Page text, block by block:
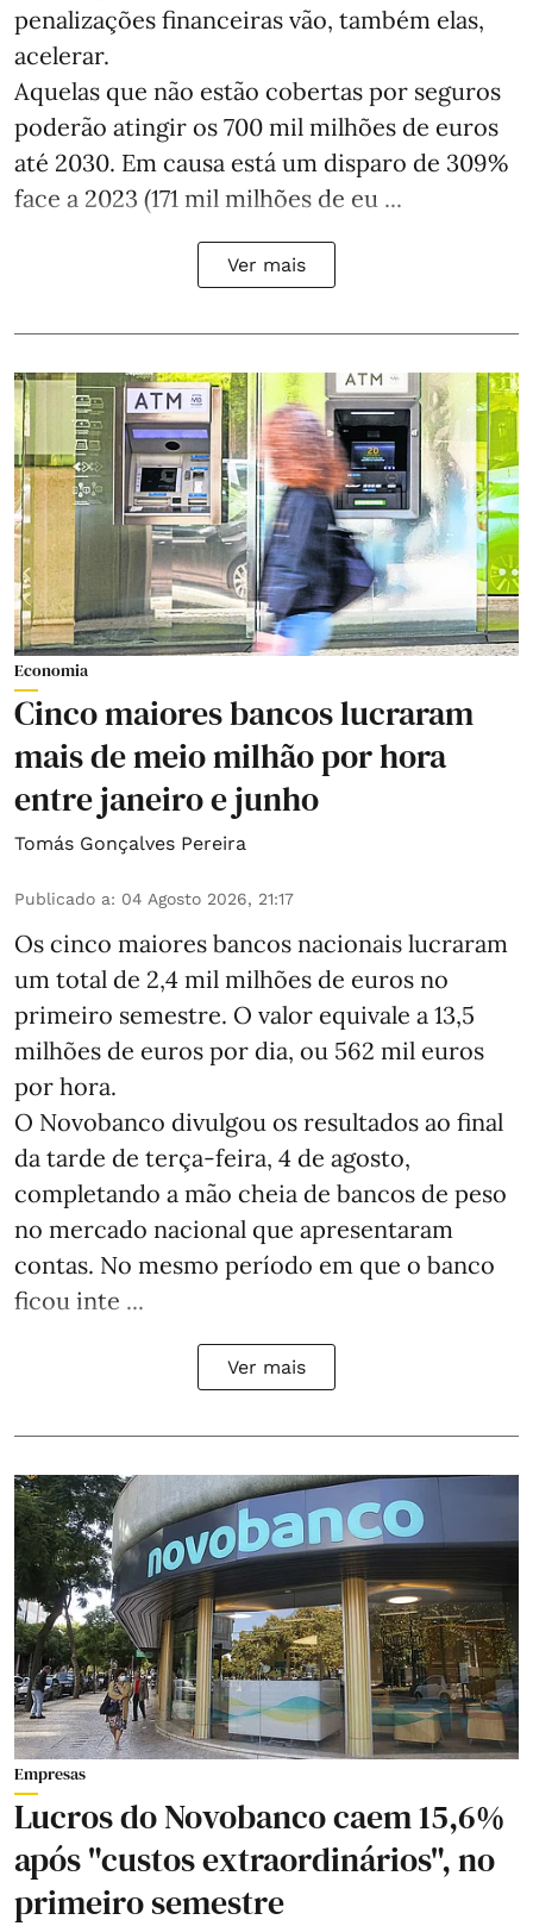
penalizações financeiras vão, também elas,
acelerar.
Aquelas que não estão cobertas por seguros
poderão atingir os 700 mil milhões de euros
até 2030. Em causa está um disparo de 309%
face a 2023 (171 mil milhões de eu ...
Ver mais
Economia
Cinco maiores bancos lucraram
mais de meio milhão por hora
entre janeiro e junho
Tomás Gonçalves Pereira
Publicado a: 04 Agosto 2026, 21:17
Os cinco maiores bancos nacionais lucraram
um total de 2,4 mil milhões de euros no
primeiro semestre. O valor equivale a 13,5
milhões de euros por dia, ou 562 mil euros
por hora.
O Novobanco divulgou os resultados ao final
da tarde de terça-feira, 4 de agosto,
completando a mão cheia de bancos de peso
no mercado nacional que apresentaram
contas. No mesmo período em que o banco
ficou inte ...
Ver mais
Empresas
Lucros do Novobanco caem 15,6%
após "custos extraordinários", no
primeiro semestre